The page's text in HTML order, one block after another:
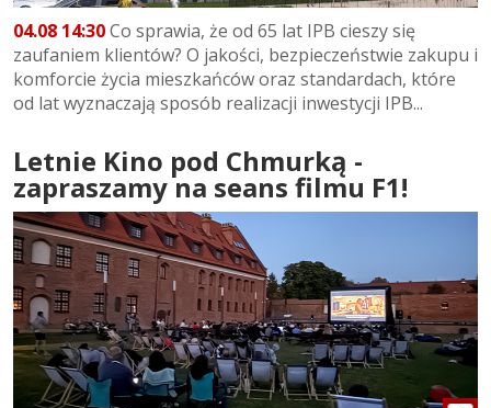
04.08 14:30Co sprawia, że od 65 lat IPB cieszy się
zaufaniem klientów? O jakości, bezpieczeństwie zakupu i
komforcie życia mieszkańców oraz standardach, które
od lat wyznaczają sposób realizacji inwestycji IPB...
Letnie Kino pod Chmurką -
zapraszamy na seans filmu F1!